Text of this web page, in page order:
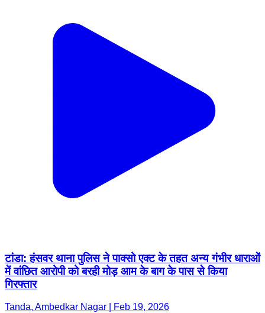
टांडा: हंसवर थाना पुलिस ने पाक्सो एक्ट के तहत अन्य गंभीर धाराओं
में वांछित आरोपी को बरही मोड़ आम के बाग के पास से किया
गिरफ्तार
Tanda, Ambedkar Nagar | Feb 19, 2026